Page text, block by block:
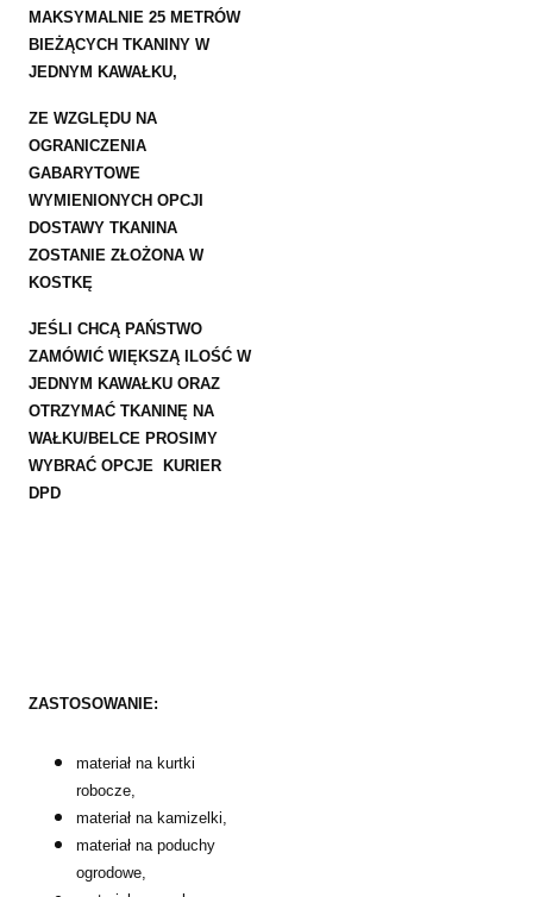
MAKSYMALNIE 25 METRÓW
BIEŻĄCYCH TKANINY W
JEDNYM KAWAŁKU,
ZE WZGLĘDU NA
OGRANICZENIA
GABARYTOWE
WYMIENIONYCH OPCJI
DOSTAWY TKANINA
ZOSTANIE ZŁOŻONA W
KOSTKĘ
JEŚLI CHCĄ PAŃSTWO
ZAMÓWIĆ WIĘKSZĄ ILOŚĆ W
JEDNYM KAWAŁKU ORAZ
OTRZYMAĆ TKANINĘ NA
WAŁKU/BELCE PROSIMY
WYBRAĆ OPCJE KURIER
DPD
ZASTOSOWANIE:
materiał na kurtki
robocze,
materiał na kamizelki,
materiał na poduchy
ogrodowe,